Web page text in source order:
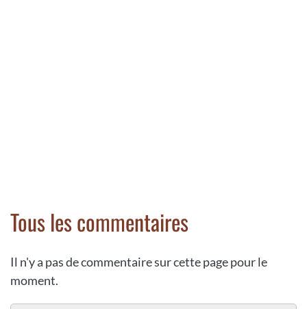
Tous les commentaires
Il n'y a pas de commentaire sur cette page pour le
moment.